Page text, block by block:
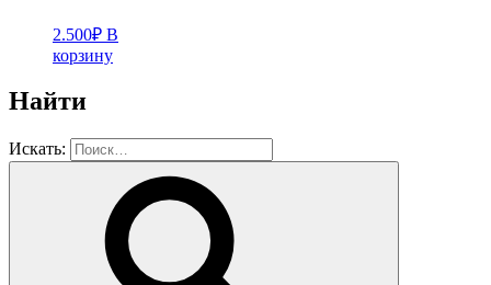
2.500₽ В
корзину
Найти
Искать: